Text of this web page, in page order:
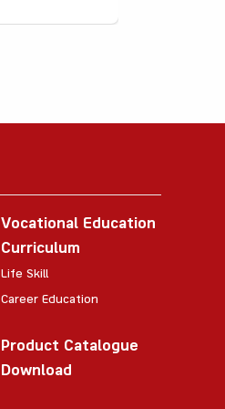
Vocational Education
Curriculum
Life Skill
Career Education
Product Catalogue
Download